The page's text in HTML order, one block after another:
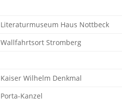
Literaturmuseum Haus Nottbeck
Wallfahrtsort Stromberg
Kaiser Wilhelm Denkmal
Porta-Kanzel